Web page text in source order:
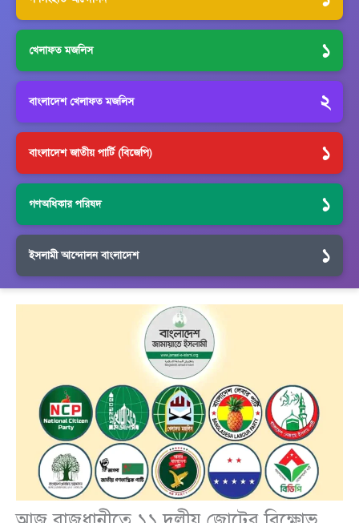
খেলাফত মজলিস ১
বাংলাদেশ খেলাফত মজলিস ২
বাংলাদেশ জাতীয় পার্টি (বিজেপি) ১
গণঅধিকার পরিষদ ১
ইসলামী আন্দোলন বাংলাদেশ ১